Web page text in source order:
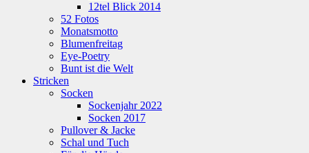
12tel Blick 2014
52 Fotos
Monatsmotto
Blumenfreitag
Eye-Poetry
Bunt ist die Welt
Stricken
Socken
Sockenjahr 2022
Socken 2017
Pullover & Jacke
Schal und Tuch